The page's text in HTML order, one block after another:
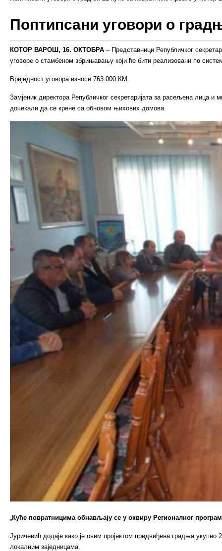
Поптипсани уговори о
КОТОР ВАРОШ, 16. ОКТОБРА – Представници Републичког
уговоре о стамбеном збрињавању који ће бити реализовани по
Вриједност уговора износи 763.000 КМ.
Замјеник директора Републичког секретаријата за расељена лица
дочекали да се крене са обновом њихових домова.
„Куће повратницима обнављају се у оквиру Регионалног
Јуричевић додаје како је овим пројектом предвиђена градња
локалним заједницама.